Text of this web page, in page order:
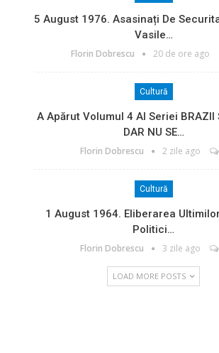
5 August 1976. Asasinați De
Vasile…
Florin Dobrescu 20 de ore ago
Cultură
A Apărut Volumul 4 Al Seriei BRAZII
DAR NU SE…
Florin Dobrescu 2 zile ago
Cultură
1 August 1964. Eliberarea
Politici…
Florin Dobrescu 3 zile ago
LOAD MORE POSTS